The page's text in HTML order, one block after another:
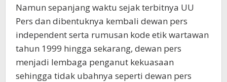
Namun sepanjang waktu sejak terbitnya UU
Pers dan dibentuknya kembali dewan pers
independent serta rumusan kode etik wartawan
tahun 1999 hingga sekarang, dewan pers
menjadi lembaga penganut kekuasaan
sehingga tidak ubahnya seperti dewan pers